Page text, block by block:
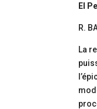
El
R.
La